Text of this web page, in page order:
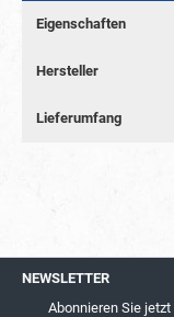
Eigenschaften
Hersteller
Lieferumfang
NEWSLETTER
Abonnieren Sie